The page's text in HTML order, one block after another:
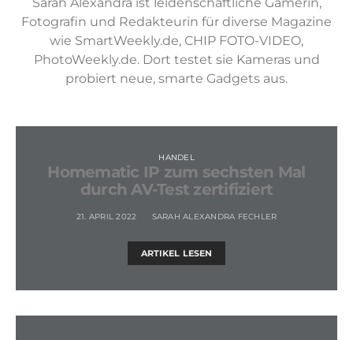
Fotografin und Redakteurin für diverse Magazine
wie SmartWeekly.de, CHIP FOTO-VIDEO,
PhotoWeekly.de. Dort testet sie Kameras und
probiert neue, smarte Gadgets aus.
HANDEL
Homematic IP zum sechsten Mal
durch AV-Test zertifiziert
21. APRIL 2022 SARAH ALEXANDRA FECHLER
ARTIKEL LESEN